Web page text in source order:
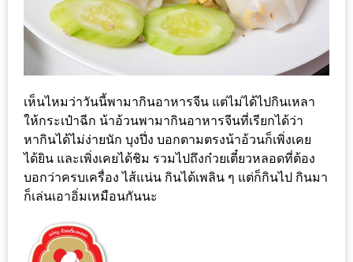
เด็ด
สำหรับ
คุณ
ที่รัก
2560
สบาย
ใจ๋…
นิมมาน
(ดี
เห็นไหมว่าวันนี้พามากินอาหารจีน แต่ไม่ได้ไปกินเหลา
ให้กระเป๋าฉีก น้าอ้วนพามากินอาหารจีนที่เรียกได้ว่า
หากินได้ไม่ง่ายนัก บุงปึ่ง บอกตามตรงน้าอ้วนก็เพิ่งเคย
ได้ยิน และเพิ่งเคยได้ชิม รวมไปถึงก๋วยเตี๋ยวหลอดที่ต้อง
บอกว่าครบเครื่อง ไส้แน่น กินได้เพลิน ๆ แต่ก็กินไป กินมา
ก็เล่นเอาอิ่มเหมือนกันนะ